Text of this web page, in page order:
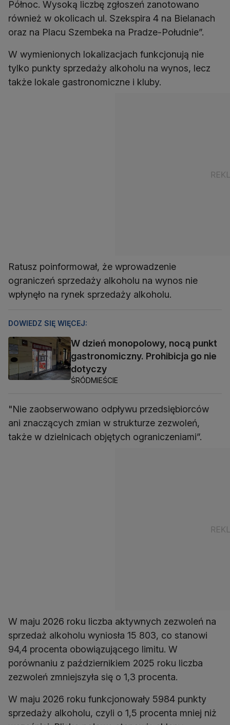
Północ. Wysoką liczbę zgłoszeń zanotowano
również w okolicach ul. Szekspira 4 na Bielanach
oraz na Placu Szembeka na Pradze-Południe”.
W wymienionych lokalizacjach funkcjonują nie
tylko punkty sprzedaży alkoholu na wynos, lecz
także lokale gastronomiczne i kluby.
Ratusz poinformował, że wprowadzenie
ograniczeń sprzedaży alkoholu na wynos nie
wpłynęło na rynek sprzedaży alkoholu.
DOWIEDZ SIĘ WIĘCEJ:
W dzień monopolowy, nocą punkt
gastronomiczny. Prohibicja go nie
dotyczy
ŚRÓDMIEŚCIE
"Nie zaobserwowano odpływu przedsiębiorców
ani znaczących zmian w strukturze zezwoleń,
także w dzielnicach objętych ograniczeniami”.
W maju 2026 roku liczba aktywnych zezwoleń na
sprzedaż alkoholu wyniosła 15 803, co stanowi
94,4 procenta obowiązującego limitu. W
porównaniu z październikiem 2025 roku liczba
zezwoleń zmniejszyła się o 1,3 procenta.
W maju 2026 roku funkcjonowały 5984 punkty
sprzedaży alkoholu, czyli o 1,5 procenta mniej niż